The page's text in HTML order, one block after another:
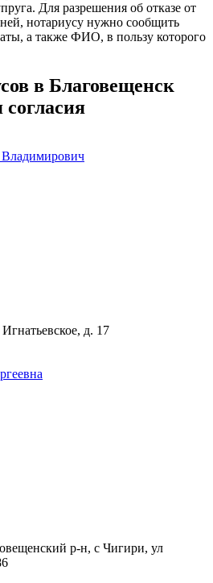
Для разрешения об отказе от
нотариусу нужно сообщить
а также ФИО, в пользу которого
в Благовещенск
д. 17
р-н, с Чигири, ул